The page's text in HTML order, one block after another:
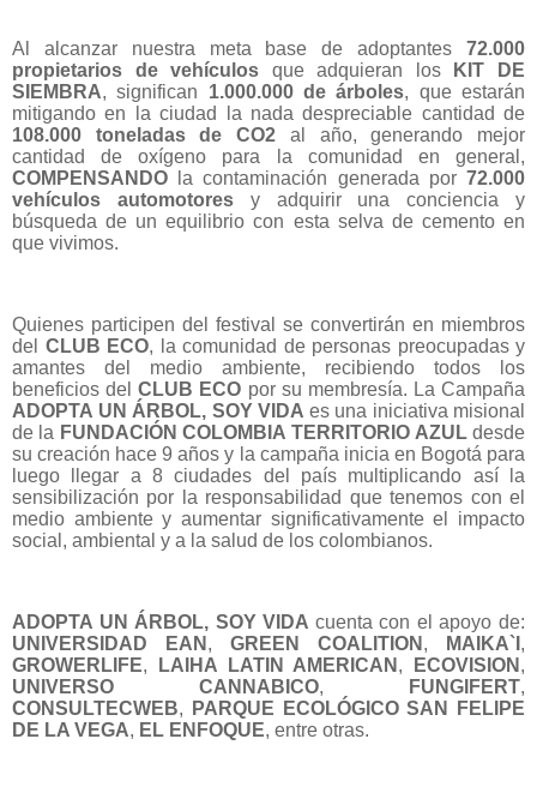
Al alcanzar nuestra meta base de adoptantes 72.000
propietarios de vehículos que adquieran los
KIT DE
SIEMBRA, significan 1.000.000 de árboles, que estarán
mitigando en la ciudad la nada despreciable cantidad de
108.000 toneladas de CO2 al año, generando mejor
cantidad de oxígeno para la comunidad
en general,
COMPENSANDO
la contaminación generada por72.000
vehículos automotores y adquirir
una conciencia y
búsqueda de un equilibrio con esta selva de cemento en
que vivimos.
Quienes participen del festival se convertirán en miembros
del CLUB ECO, la comunidad de personas preocupadas y
amantes del medio ambiente, recibiendo todos los
beneficios delCLUB ECO por su membresía. La Campaña
ADOPTA UN ÁRBOL, SOY VIDA es una iniciativa misional
de la FUNDACIÓN COLOMBIA TERRITORIO AZULdesde
su creación hace 9 años y la campaña inicia en Bogotá para
luego llegar a 8 ciudades del país multiplicando así la
sensibilización por la responsabilidad que tenemos con el
medio ambiente y aumentar significativamente el impacto
social, ambiental y a la salud de los colombianos.
ADOPTA UN ÁRBOL, SOY VIDA cuenta con el apoyo de:
UNIVERSIDAD EAN , GREEN COALITION , MAIKA`I ,
GROWERLIFE, LAIHA LATIN AMERICAN , ECOVISION ,
UNIVERSO CANNABICO, FUNGIFERT,
CONSULTECWEB,
PARQUE ECOLÓGICO SAN FELIPE
DE LA VEGA, EL ENFOQUE, entre otras.